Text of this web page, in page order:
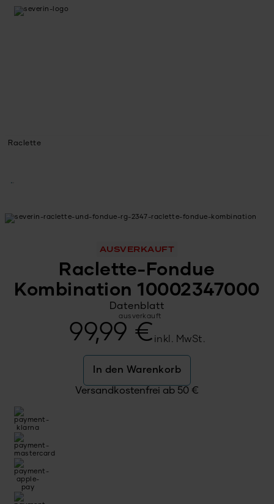
Raclette
AUSVERKAUFT
Raclette-Fondue
Kombination 10002347000
Datenblatt
ausverkauft
99,99 € inkl. MwSt.
In den Warenkorb
Versandkostenfrei ab 50€